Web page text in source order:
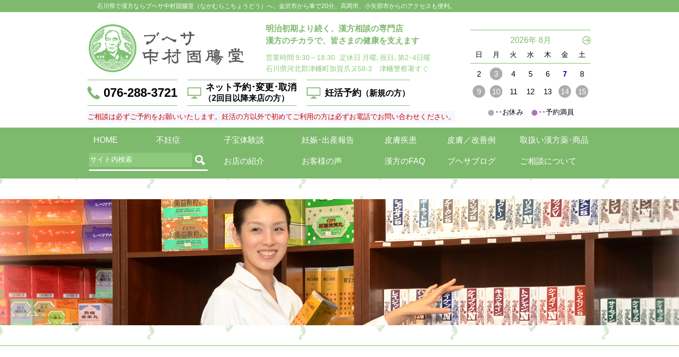
石川県で漢方ならブヘサ中村固腸堂（なかむらこちょうどう）へ。金沢市から車で20分。高岡市、小矢部市からのアクセスも便利。
明治初期より続く、漢方相談の専門店
漢方のチカラで、皆さまの健康を支えます
営業時間 9:30～18:30 定休日 月曜､祝日､第2･4日曜
石川県河北郡津幡町加賀爪ヌ58-2 津幡警察署すぐ
076-288-3721 ネット予約･変更･取消
（2回目以降来店の方）
妊活予約 （新規の方）
ご相談は必ずご予約をお願いいたします。妊活の方以外で初めてご利用の方は必ずお電話でお問い合わせください。
2026年 8月
日 月 火 水 木 金 土
2 3 4 5 6 7 8
9 10 11 12 13 14 15
･･お休み ･･予約満員
HOME 不妊症 子宝体験談 妊娠･出産報告 皮膚疾患 皮膚／改善例 取扱い漢方薬･商品
お店の紹介 お客様の声 漢方のFAQ ブヘサブログ ご相談について